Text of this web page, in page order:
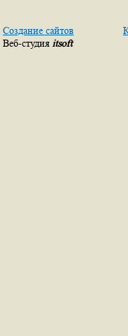
Создание сайтов
Веб-студия itsoft